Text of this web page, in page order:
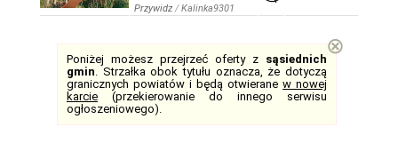
Przywidz /Kalinka9301
Poniżej możesz przejrzeć oferty z sąsiednich
gmin. Strzałka obok tytułu oznacza, że dotyczą
granicznych powiatów i będą otwierane w nowej
karcie (przekierowanie do innego serwisu
ogłoszeniowego).
⊗